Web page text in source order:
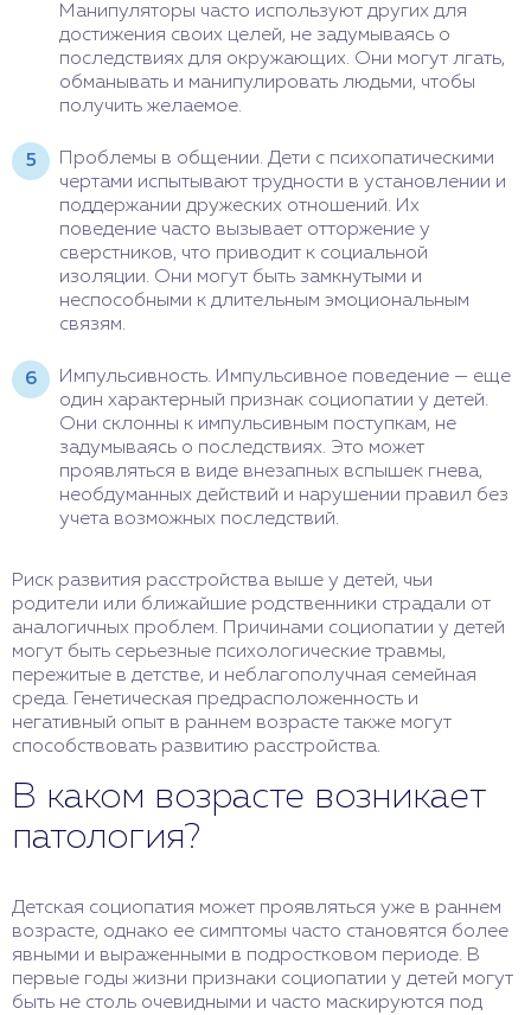
Манипуляторы часто используют других для
достижения своих целей, не задумываясь о
последствиях для окружающих. Они могут лгать,
обманывать и манипулировать людьми, чтобы
получить желаемое.
Проблемы в общении. Дети с психопатическими
чертами испытывают трудности в установлении и
поддержании дружеских отношений. Их
поведение часто вызывает отторжение у
сверстников, что приводит к социальной
изоляции. Они могут быть замкнутыми и
неспособными к длительным эмоциональным
связям.
Импульсивность. Импульсивное поведение — еще
один характерный признак социопатии у детей.
Они склонны к импульсивным поступкам, не
задумываясь о последствиях. Это может
проявляться в виде внезапных вспышек гнева,
необдуманных действий и нарушении правил без
учета возможных последствий.
Риск развития расстройства выше у детей, чьи
родители или ближайшие родственники страдали от
аналогичных проблем. Причинами социопатии у детей
могут быть серьезные психологические травмы,
пережитые в детстве, и неблагополучная семейная
среда. Генетическая предрасположенность и
негативный опыт в раннем возрасте также могут
способствовать развитию расстройства.
В каком возрасте возникает
патология?
Детская социопатия может проявляться уже в раннем
возрасте, однако ее симптомы часто становятся более
явными и выраженными в подростковом периоде. В
первые годы жизни признаки социопатии у детей могут
быть не столь очевидными и часто маскируются под